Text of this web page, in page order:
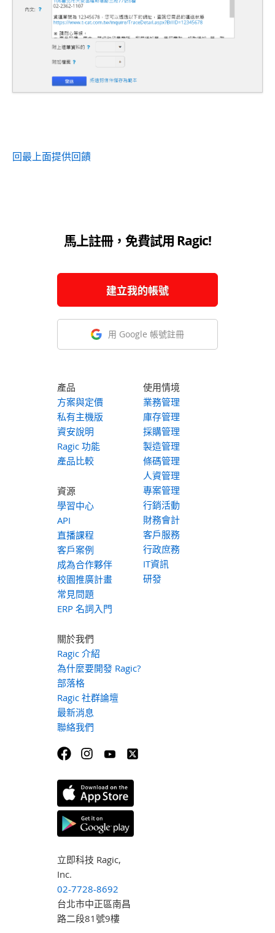
回最上面提供回饋
馬上註冊，免費試用 Ragic!
建立我的帳號
用 Google 帳號註冊
產品
方案與定價
私有主機版
資安說明
Ragic 功能
產品比較
資源
學習中心
API
直播課程
客戶案例
成為合作夥伴
校園推廣計畫
常見問題
ERP 名詞入門
使用情境
業務管理
庫存管理
採購管理
製造管理
條碼管理
人資管理
專案管理
行銷活動
財務會計
客戶服務
行政庶務
IT資訊
研發
關於我們
Ragic 介紹
為什麼要開發 Ragic?
部落格
Ragic 社群論壇
最新消息
聯絡我們
立即科技 Ragic,
Inc.
02-7728-8692
台北市中正區南昌
路二段81號9樓